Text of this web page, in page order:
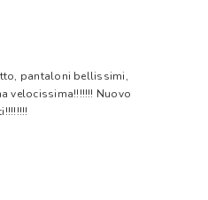
pantaloni bellissimi,
velocissima!!!!!!! Nuovo